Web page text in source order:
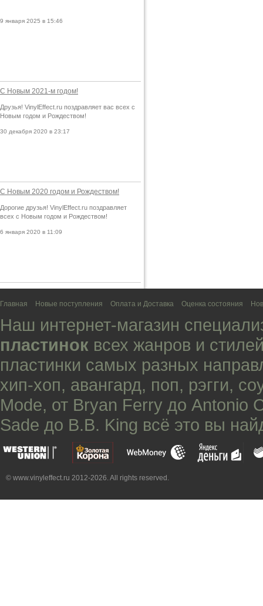
9 января 2025 в 15:46
С Новым 2021-м годом!
Друзья! VinylEffect.ru поздравляет вас всех с
Новым годом и Рождеством!
30 декабря 2020 в 23:17
С Новым 2020 годом и Рождеством!
Дорогие друзья! VinylEffect.ru поздравляет
всех с Новым годом и Рождеством!
6 января 2020 в 11:09
Главная Новые поступления Оплата и Доставка Оценка состояния
Наш интернет-магазин
пластинок всех жанров и
пластинки самых разных
хип-хоп, авангард, поп, рэгги,
Mode, от Bryan Ferry до Antonio
Sade до B.B. King всё это вы
© www.vinyleffect.ru 2012-2026. All rights reserved.